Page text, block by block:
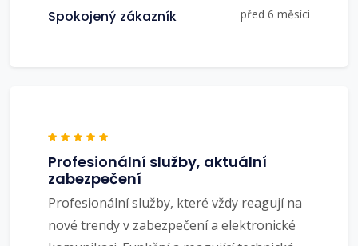
Spokojený zákazník před 6 měsíci
Profesionální služby, aktuální
zabezpečení
Profesionální služby, které vždy reagují na
nové trendy v zabezpečení a elektronické